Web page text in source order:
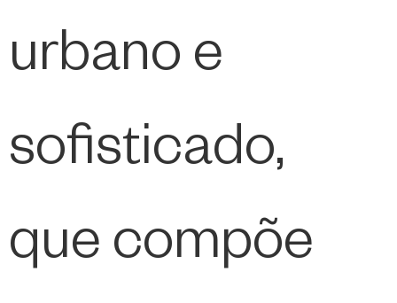
urbano e
sofisticado,
que compõe